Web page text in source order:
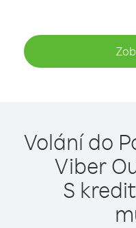
Volání do
Viber
S